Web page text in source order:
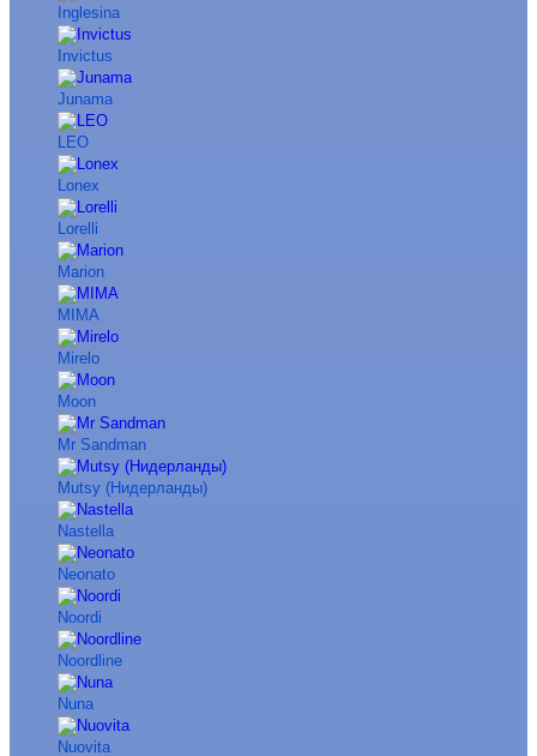
Inglesina
Invictus
Junama
LEO
Lonex
Lorelli
Marion
MIMA
Mirelo
Moon
Mr Sandman
Mutsy (Нидерланды)
Nastella
Neonato
Noordi
Noordline
Nuna
Nuovita